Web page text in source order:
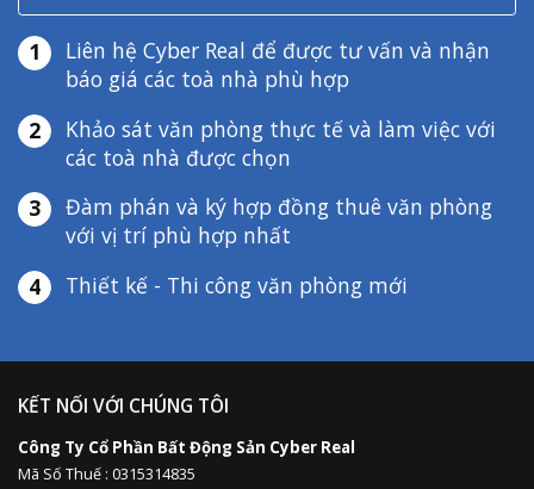
1
Liên hệ Cyber Real để được tư vấn và nhận
báo giá các toà nhà phù hợp
2
Khảo sát văn phòng thực tế và làm việc với
các toà nhà được chọn
3
Đàm phán và ký hợp đồng thuê văn phòng
với vị trí phù hợp nhất
4
Thiết kế - Thi công văn phòng mới
KẾT NỐI VỚI CHÚNG TÔI
Công Ty Cổ Phần Bất Động Sản Cyber Real
Mã Số Thuế : 0315314835